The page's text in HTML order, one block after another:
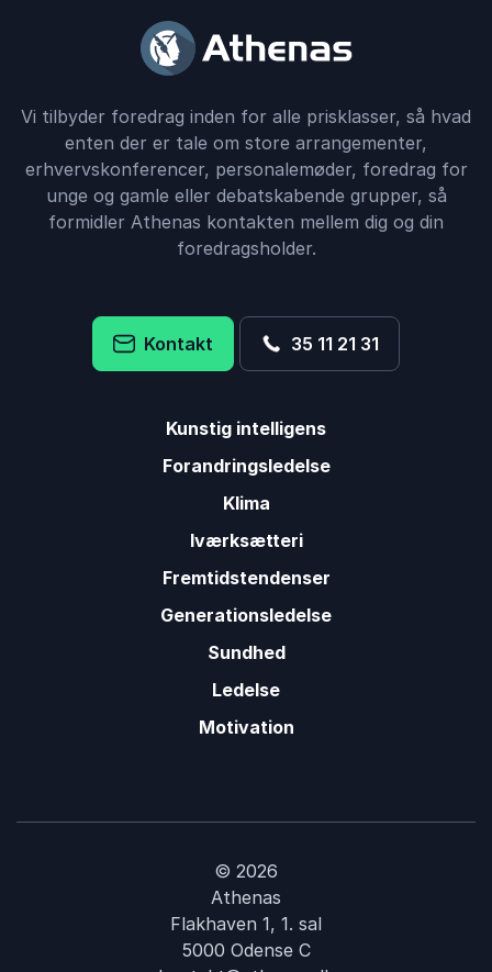
Vi tilbyder foredrag inden for alle prisklasser, så hvad
enten der er tale om store arrangementer,
erhvervskonferencer, personalemøder, foredrag for
unge og gamle eller debatskabende grupper, så
formidler Athenas kontakten mellem dig og din
foredragsholder.
Kontakt 35 11 21 31
Kunstig intelligens
Forandringsledelse
Klima
Iværksætteri
Fremtidstendenser
Generationsledelse
Sundhed
Ledelse
Motivation
© 2026
Athenas
Flakhaven 1, 1. sal
5000 Odense C